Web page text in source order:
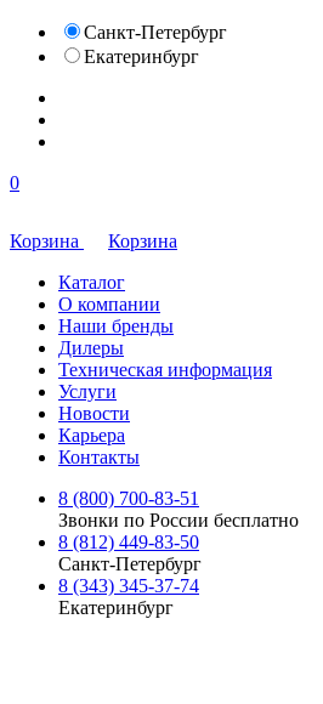
Санкт-Петербург
Екатеринбург
0
Корзина
Корзина
Каталог
О компании
Наши бренды
Дилеры
Техническая информация
Услуги
Новости
Карьера
Контакты
8 (800) 700-83-51
Звонки по России бесплатно
8 (812) 449-83-50
Санкт-Петербург
8 (343) 345-37-74
Екатеринбург